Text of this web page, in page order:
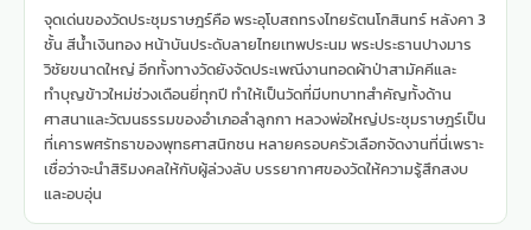
จุดเด่นของวัดประชุมราษฎร์คือ พระอุโบสถทรงไทยรัตนโกสินทร์ หลังคา 3
ชั้น สีน้ำเงินทอง หน้าบันประดับลายไทยเทพประนม พระประธานปางมาร
วิชัยขนาดใหญ่ อีกทั้งทางวัดยังจัดประเพณีงานทอดผ้าป่าสามัคคีและ
ทำบุญข้าวใหม่ช่วงเดือนยี่ทุกปี ทำให้เป็นวัดที่มีบทบาทสำคัญทั้งด้าน
ศาสนาและวัฒนธรรมของอำเภอลำลูกกา หลวงพ่อใหญ่ประชุมราษฎร์เป็น
ที่เคารพศรัทธาของพุทธศาสนิกชน หลายครอบครัวเลือกจัดงานที่นี่เพราะ
เชื่อว่าจะนำสิริมงคลให้กับผู้ล่วงลับ บรรยากาศของวัดให้ความรู้สึกสงบ
และอบอุ่น